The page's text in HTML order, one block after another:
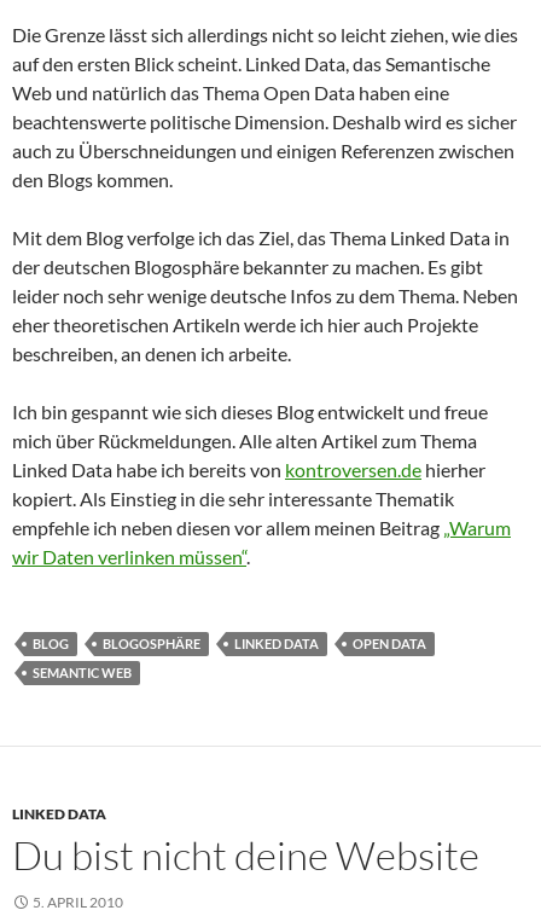
Die Grenze lässt sich allerdings nicht so leicht ziehen, wie dies
auf den ersten Blick scheint. Linked Data, das Semantische
Web und natürlich das Thema Open Data haben eine
beachtenswerte politische Dimension. Deshalb wird es sicher
auch zu Überschneidungen und einigen Referenzen zwischen
den Blogs kommen.
Mit dem Blog verfolge ich das Ziel, das Thema Linked Data in
der deutschen Blogosphäre bekannter zu machen. Es gibt
leider noch sehr wenige deutsche Infos zu dem Thema. Neben
eher theoretischen Artikeln werde ich hier auch Projekte
beschreiben, an denen ich arbeite.
Ich bin gespannt wie sich dieses Blog entwickelt und freue
mich über Rückmeldungen. Alle alten Artikel zum Thema
Linked Data habe ich bereits von kontroversen.de hierher
kopiert. Als Einstieg in die sehr interessante Thematik
empfehle ich neben diesen vor allem meinen Beitrag „Warum
wir Daten verlinken müssen“.
BLOG BLOGOSPHÄRE LINKED DATA
OPEN DATA
SEMANTIC WEB
LINKED DATA
Du bist nicht deine Website
5. APRIL 2010